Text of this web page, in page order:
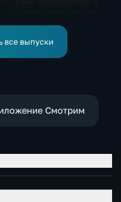
все выпуски
Смотрим